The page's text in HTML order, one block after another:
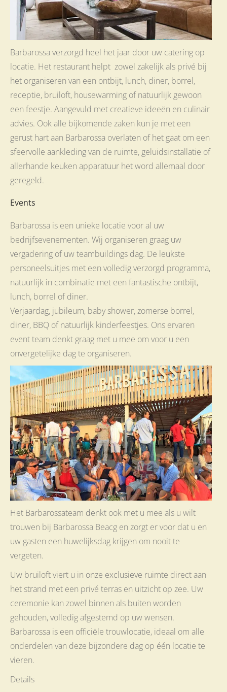
Barbarossa verzorgd heel het jaar door uw catering op
locatie. Het restaurant helpt zowel zakelijk als privé bij
het organiseren van een ontbijt, lunch, diner, borrel,
receptie, bruiloft, housewarming of natuurlijk gewoon
een feestje. Aangevuld met creatieve ideeën en culinair
advies. Ook alle bijkomende zaken kun je met een
gerust hart aan Barbarossa overlaten of het gaat om een
sfeervolle aankleding van de ruimte, geluidsinstallatie of
allerhande keuken apparatuur het word allemaal door
geregeld.
Events
Barbarossa is een unieke locatie voor al uw
bedrijfsevenementen. Wij organiseren graag uw
vergadering of uw teambuildings dag. De leukste
personeelsuitjes met een volledig verzorgd programma,
natuurlijk in combinatie met een fantastische ontbijt,
lunch, borrel of diner.
Verjaardag, jubileum, baby shower, zomerse borrel,
diner, BBQ of natuurlijk kinderfeestjes. Ons ervaren
event team denkt graag met u mee om voor u een
onvergetelijke dag te organiseren.
Het Barbarossateam denkt ook met u mee als u wilt
trouwen bij Barbarossa Beacg en zorgt er voor dat u en
uw gasten een huwelijksdag krijgen om nooit te
vergeten.
Uw bruiloft viert u in onze exclusieve ruimte direct aan
het strand met een privé terras en uitzicht op zee. Uw
ceremonie kan zowel binnen als buiten worden
gehouden, volledig afgestemd op uw wensen.
Barbarossa is een officiële trouwlocatie, ideaal om alle
onderdelen van deze bijzondere dag op één locatie te
vieren.
Details